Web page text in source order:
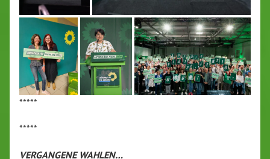
*****
*****
VERGANGENE WAHLEN…